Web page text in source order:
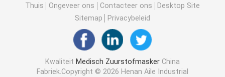
Silicone Met een laag bedekte Catheter
Chirurgisch het Kleden zich Verband
Gauze Cotton Swab
Thuis Ongeveer ons Contacteer ons
Desktop Site
Sitemap
Privacybeleid
Kwaliteit Medisch ZuurstofmaskerChina
Fabriek.Copyright © 2026 Henan Aile Industrial